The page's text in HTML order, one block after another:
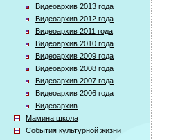
Видеоархив 2013 года
Видеоархив 2012 года
Видеоархив 2011 года
Видеоархив 2010 года
Видеоархив 2009 года
Видеоархив 2008 года
Видеоархив 2007 года
Видеоархив 2006 года
Видеоархив
Мамина школа
События культурной жизни